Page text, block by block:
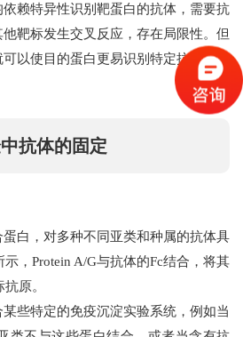
依赖特异性识别靶蛋白的抗体，需要抗
靶标发生交叉反应，存在局限性。但
以使目的蛋白更易识别特定抗体并与
抗体的固定
蛋白，对多种不同亚类和种属的抗体具
，Protein A/G与抗体的Fc结合，将其
原。
些特定的免疫沉淀实验系统，例如当